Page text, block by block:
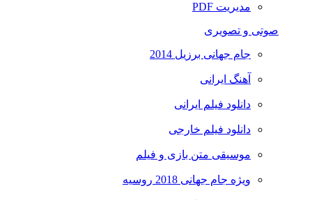
مدیریت PDF
صوتی و تصویری
جام جهانی برزیل 2014
آهنگ ایرانی
دانلود فیلم ایرانی
دانلود فیلم خارجی
موسیقی متن بازی و فیلم
ویژه جام جهانی 2018 روسیه